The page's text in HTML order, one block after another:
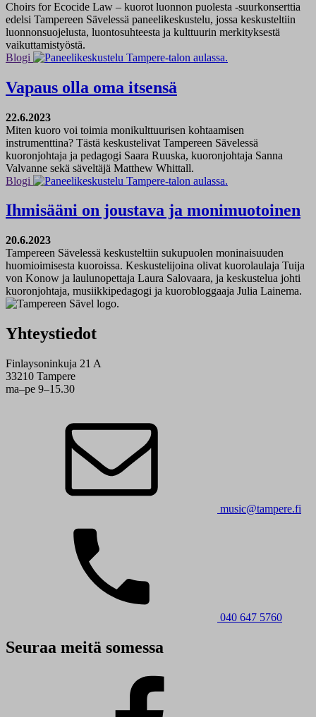
Choirs for Ecocide Law – kuorot luonnon puolesta -suurkonserttia
edelsi Tampereen Sävelessä paneelikeskustelu, jossa keskusteltiin
luonnonsuojelusta, luontosuhteesta ja kulttuurin merkityksestä
vaikuttamistyöstä.
Blogi
Vapaus olla oma itsensä
22.6.2023
Miten kuoro voi toimia monikulttuurisen kohtaamisen
instrumenttina? Tästä keskustelivat Tampereen Sävelessä
kuoronjohtaja ja pedagogi Saara Ruuska, kuoronjohtaja Sanna
Valvanne sekä säveltäjä Matthew Whittall.
Blogi
Ihmisääni on joustava ja monimuotoinen
20.6.2023
Tampereen Sävelessä keskusteltiin sukupuolen moninaisuuden
huomioimisesta kuoroissa. Keskustelijoina olivat kuorolaulaja Tuija
von Konow ja laulunopettaja Laura Salovaara, ja keskustelua johti
kuoronjohtaja, musiikkipedagogi ja kuorobloggaaja Julia Lainema.
Yhteystiedot
Finlaysoninkuja 21 A
33210 Tampere
ma–pe 9–15.30
music@tampere.fi
040 647 5760
Seuraa meitä somessa